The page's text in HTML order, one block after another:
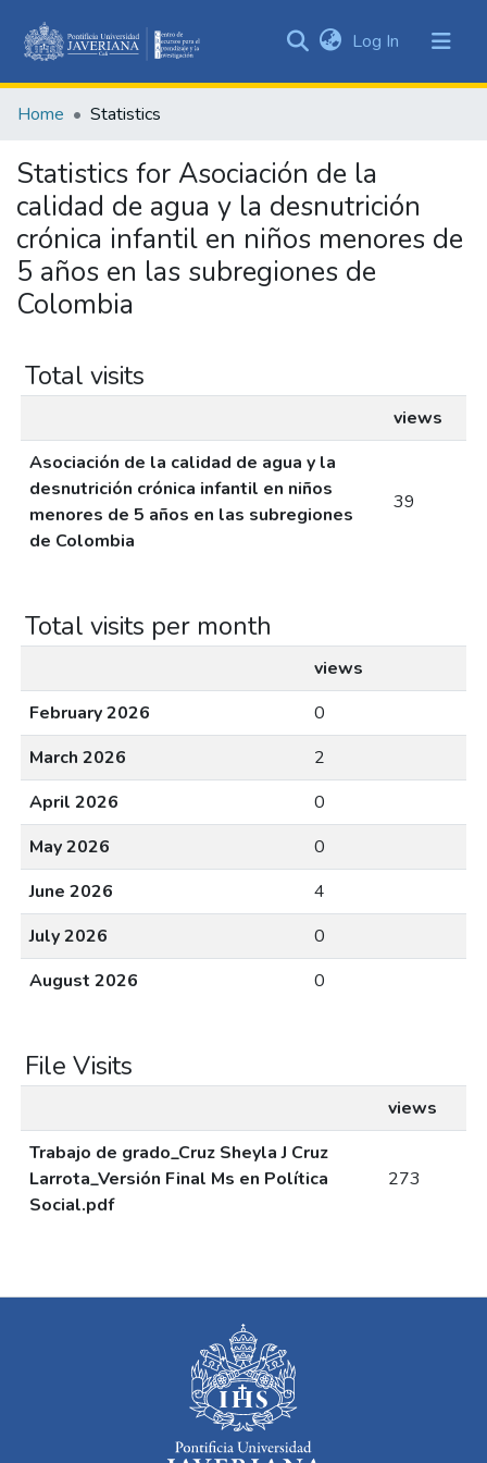
&
All of DSpace
Log In (current)
Home Statistics
Statistics for Asociación de la
calidad de agua y la desnutrición
crónica infantil en niños menores de
5 años en las subregiones de
Colombia
Total visits
views
Asociación de la calidad de agua y la
desnutrición crónica infantil en niños
menores de 5 años en las subregiones
de Colombia
39
Total visits per month
views
February 2026
0
March 2026
2
April 2026
0
May 2026
0
June 2026
4
July 2026
0
August 2026
0
File Visits
views
Trabajo de grado_Cruz Sheyla J Cruz
Larrota_Versión Final Ms en Política
Social.pdf
273